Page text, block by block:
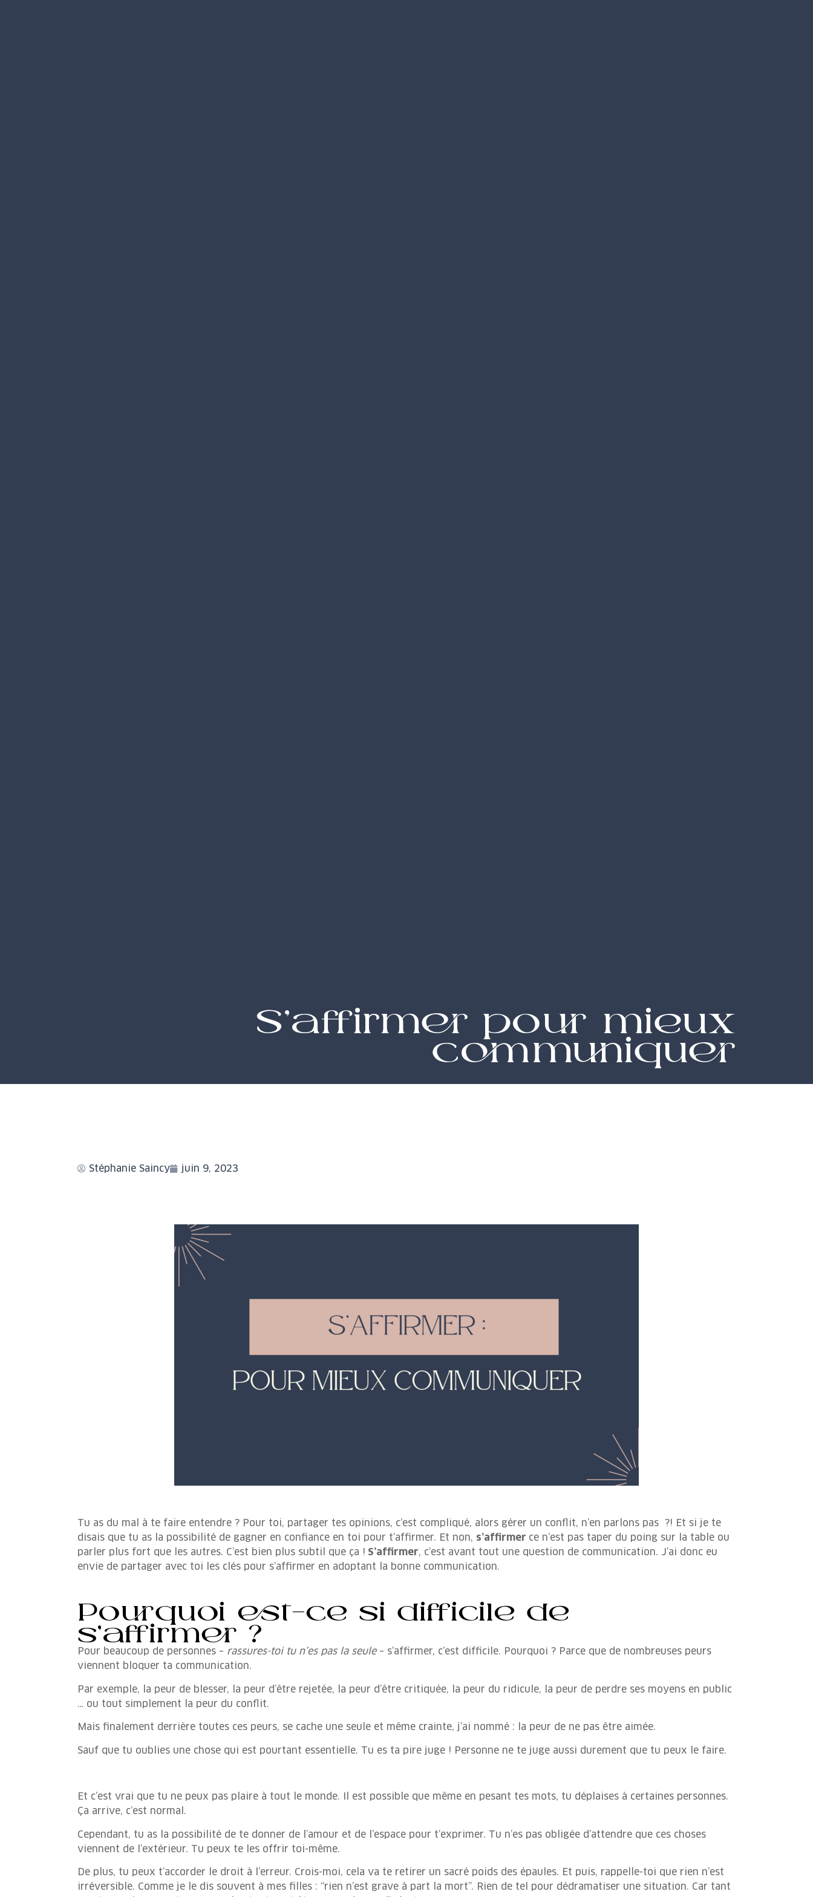
S’affirmer pour mieux
communiquer
Stéphanie Saincy juin 9, 2023
Tu as du mal à te faire entendre ? Pour toi, partager tes opinions, c’est compliqué, alors gérer un conflit, n’en parlons pas ?! Et si je te
disais que tu as la possibilité de gagner en confiance en toi pour t’affirmer. Et non, s’affirmer ce n’est pas taper du poing sur la table ou
parler plus fort que les autres. C’est bien plus subtil que ça ! S’affirmer, c’est avant tout une question de communication. J’ai donc eu
envie de partager avec toi les clés pour s’affirmer en adoptant la bonne communication.
Pourquoi est-ce si difficile de
s’affirmer ?
Pour beaucoup de personnes – rassures-toi tu n’es pas la seule– s’affirmer, c’est difficile. Pourquoi ? Parce que de nombreuses peurs
viennent bloquer ta communication.
Par exemple, la peur de blesser, la peur d’être rejetée, la peur d’être critiquée, la peur du ridicule, la peur de perdre ses moyens en public
… ou tout simplement la peur du conflit.
Mais finalement derrière toutes ces peurs, se cache une seule et même crainte, j’ai nommé : la peur de ne pas être aimée.
Sauf que tu oublies une chose qui est pourtant essentielle. Tu es ta pire juge ! Personne ne te juge aussi durement que tu peux le faire.
Et c’est vrai que tu ne peux pas plaire à tout le monde. Il est possible que même en pesant tes mots, tu déplaises à certaines personnes.
Ça arrive, c’est normal.
Cependant, tu as la possibilité de te donner de l’amour et de l’espace pour t’exprimer. Tu n’es pas obligée d’attendre que ces choses
viennent de l’extérieur. Tu peux te les offrir toi-même.
De plus, tu peux t’accorder le droit à l’erreur. Crois-moi, cela va te retirer un sacré poids des épaules. Et puis, rappelle-toi que rien n’est
irréversible. Comme je le dis souvent à mes filles : “rien n’est grave à part la mort”. Rien de tel pour dédramatiser une situation. Car tant